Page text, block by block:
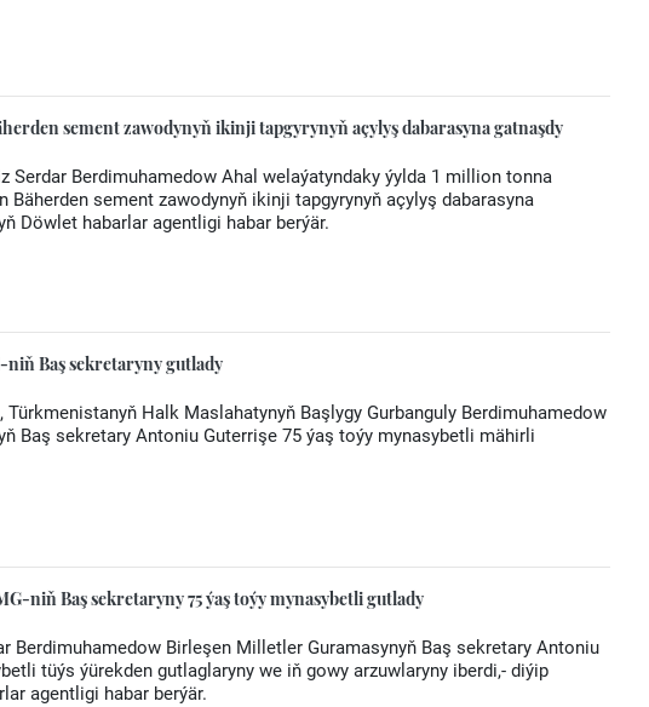
sement zawodynyň ikinji tapgyrynyň açylyş dabarasyna gatnaşdy
Serdar Berdimuhamedow Ahal welaýatyndaky ýylda 1 million tonna
Bäherden sement zawodynyň ikinji tapgyrynyň açylyş dabarasyna
Döwlet habarlar agentligi habar berýär.
Baş sekretaryny gutlady
Halk Maslahatynyň Başlygy Gurbanguly Berdimuhamedow
Baş sekretary Antoniu Guterrişe 75 ýaş toýy mynasybetli mähirli
niň Baş sekretaryny 75 ýaş toýy mynasybetli gutlady
Berdimuhamedow Birleşen Milletler Guramasynyň Baş sekretary Antoniu
tüýs ýürekden gutlaglaryny we iň gowy arzuwlaryny iberdi,- diýip
agentligi habar berýär.